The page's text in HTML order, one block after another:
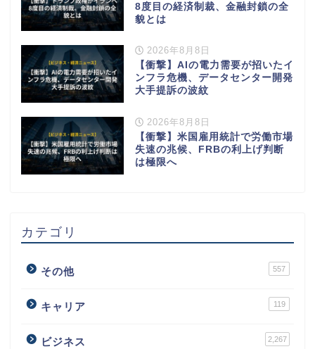
8度目の経済制裁、金融封鎖の全
貌とは
2026年8月8日
【衝撃】AIの電力需要が招いたイ
ンフラ危機、データセンター開発
大手提訴の波紋
2026年8月8日
【衝撃】米国雇用統計で労働市場
失速の兆候、FRBの利上げ判断
は極限へ
カテゴリ
その他 557
キャリア 119
ビジネス 2,267